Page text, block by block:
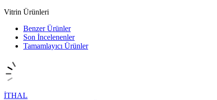
Vitrin Ürünleri
Benzer Ürünler
Son İncelenenler
Tamamlayıcı Ürünler
İTHAL